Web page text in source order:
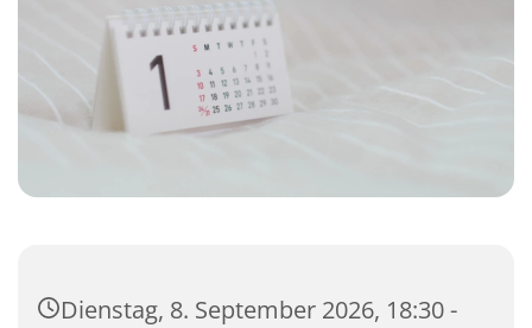
Dienstag, 8. September 2026, 18:30 -